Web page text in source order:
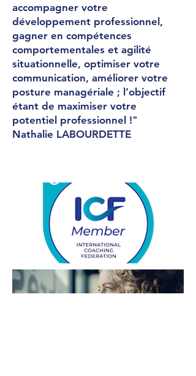
accompagner votre
développement professionnel,
gagner en compétences
comportementales et agilité
situationnelle, optimiser votre
communication, améliorer votre
posture managériale ; l’objectif
étant de maximiser votre
potentiel professionnel !"
Nathalie LABOURDETTE